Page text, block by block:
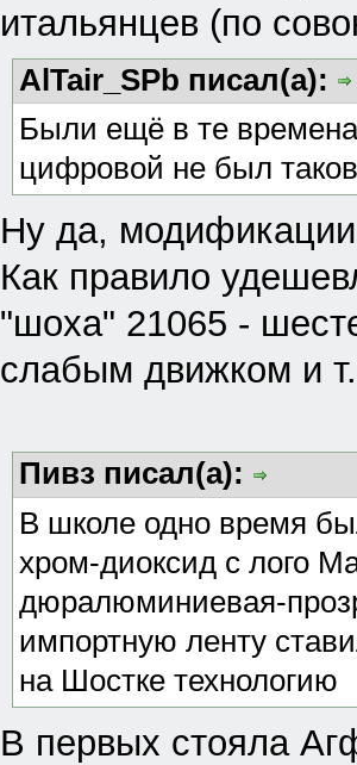
итальянцев (по
AlTair_SPb писал(а):
Были ещё в те
цифровой не был
Ну да,
Как правило
"шоха" 21065 -
слабым движком и
Пивз писал(а):
В школе одно время
хром-диоксид с лого
дюралюминиевая-
импортную ленту
на Шостке технологию
В первых стояла